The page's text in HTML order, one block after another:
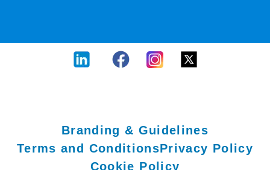
Branding & Guidelines
Terms and ConditionsPrivacy Policy
Cookie Policy